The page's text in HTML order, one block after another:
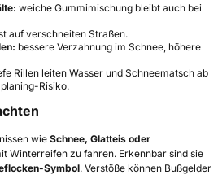
weiche Gummimischung bleibt auch bei
auf verschneiten Straßen.
bessere Verzahnung im Schnee, höhere
Rillen leiten Wasser und Schneematsch ab
Risiko.
wie Schnee, Glatteis oder
Winterreifen zu fahren. Erkennbar sind sie
Symbol. Verstöße können Bußgelder